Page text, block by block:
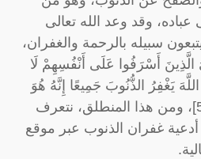
وقد وعد الله تعالى
سبيله بالرحمة والغفران،
الَّذِينَ أَسْرَفُوا عَلَى أَنْفُسِهِمْ لَا
يَغْفِرُ الذُّنُوبَ جَمِيعًا إِنَّهُ هُوَ
الْغَفُورُ الرَّحِيمُ} [الزمر: 53]، ومن هذا المنطلق، نتعرف
غفران الذنوب عبر موقع